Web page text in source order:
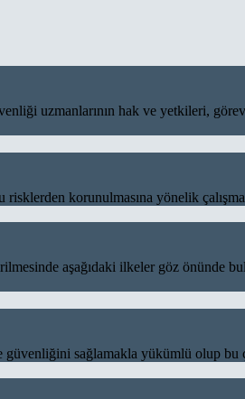
hak ve yetkileri,
korunulmasına yönelik
aşağıdaki ilkeler göz önünde
sağlamakla yükümlü olup bu